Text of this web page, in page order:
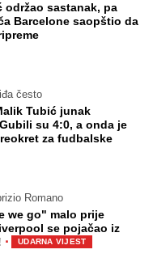
održao sastanak, pa
Barcelone saopštio da
često
Tubić junak
su 4:0, a onda je
za fudbalske
Romano
we go" malo prije
se pojačao iz
· UDARNA VIJEST